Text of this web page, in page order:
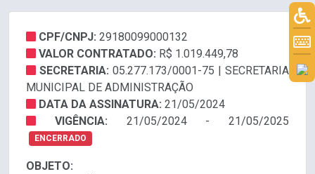
CPF/CNPJ: 29180099000132
VALOR CONTRATADO: R$ 1.019.449,78
SECRETARIA: 05.277.173/0001-75 | SECRETARIA
MUNICIPAL DE ADMINISTRAÇÃO
DATA DA ASSINATURA: 21/05/2024
VIGÊNCIA: 21/05/2024 - 21/05/2025
ENCERRADO
OBJETO: